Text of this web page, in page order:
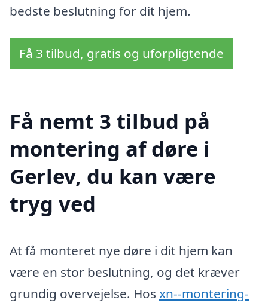
bedste beslutning for dit hjem.
Få 3 tilbud, gratis og uforpligtende
Få nemt 3 tilbud på
montering af døre i
Gerlev, du kan være
tryg ved
At få monteret nye døre i dit hjem kan
være en stor beslutning, og det kræver
grundig overvejelse. Hos xn--montering-